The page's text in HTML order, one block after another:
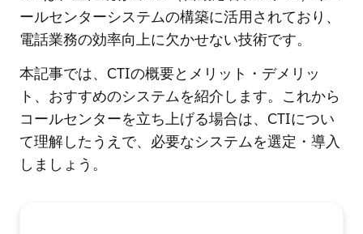
ールセンターシステムの構築に活用されており、
電話業務の効率向上に欠かせない技術です。
本記事では、CTIの概要とメリット・デメリッ
ト、おすすめのシステムを紹介します。これから
コールセンターを立ち上げる場合は、CTIについ
て理解したうえで、必要なシステムを選定・導入
しましょう。